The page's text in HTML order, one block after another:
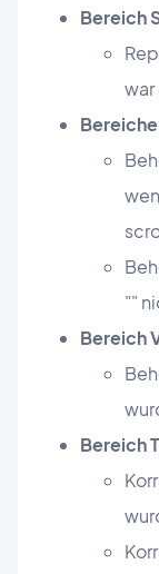
Bereich
war
""
Bereich
Bereich